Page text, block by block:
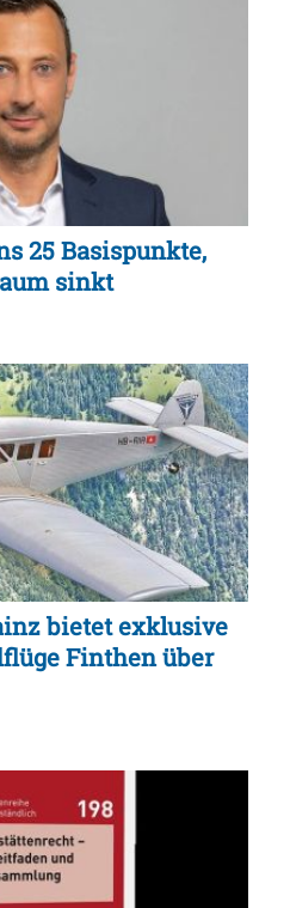
25 Basispunkte,
sinkt
bietet exklusive
Finthen über